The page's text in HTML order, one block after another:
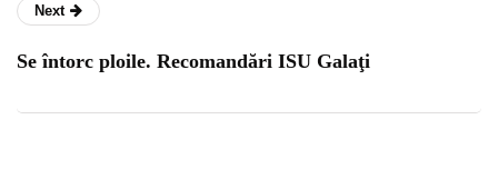
Next
Se întorc ploile. Recomandări ISU Galaţi